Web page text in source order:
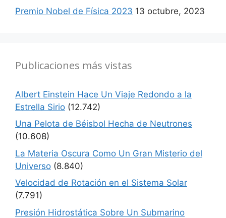
Premio Nobel de Física 2023 13 octubre, 2023
Publicaciones más vistas
Albert Einstein Hace Un Viaje Redondo a la
Estrella Sirio (12.742)
Una Pelota de Béisbol Hecha de Neutrones
(10.608)
La Materia Oscura Como Un Gran Misterio del
Universo (8.840)
Velocidad de Rotación en el Sistema Solar
(7.791)
Presión Hidrostática Sobre Un Submarino